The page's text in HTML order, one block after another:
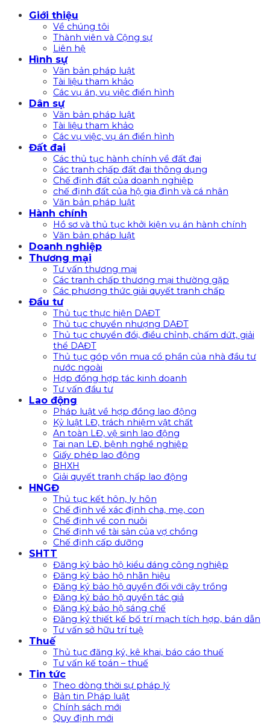
Giới thiệu
Về chúng tôi
Thành viên và Cộng sự
Liên hệ
Hình sự
Văn bản pháp luật
Tài liệu tham khảo
Các vụ án, vụ việc điển hình
Dân sự
Văn bản pháp luật
Tài liệu tham khảo
Các vụ việc, vụ án điển hình
Đất đai
Các thủ tục hành chính về đất đai
Các tranh chấp đất đai thông dụng
Chế định đất của doanh nghiệp
chế định đất của hộ gia đình và cá nhân
Văn bản pháp luật
Hành chính
Hồ sơ và thủ tục khởi kiện vụ án hành chính
Văn bản pháp luật
Doanh nghiệp
Thương mại
Tư vấn thương mại
Các tranh chấp thương mại thường gặp
Các phương thức giải quyết tranh chấp
Đầu tư
Thủ tục thực hiện DAĐT
Thủ tục chuyển nhượng DAĐT
Thủ tục chuyển đổi, điều chỉnh, chấm dứt, giải
thể DAĐT
Thủ tục góp vồn mua cổ phần của nhà đầu tư
nước ngoài
Hợp đồng hợp tác kinh doanh
Tư vấn đầu tư
Lao động
Pháp luật về hợp đồng lao động
Kỷ luật LĐ, trách nhiệm vật chất
An toàn LĐ, vệ sinh lao động
Tai nạn LĐ, bệnh nghề nghiệp
Giấy phép lao động
BHXH
Giải quyết tranh chấp lao động
HNGĐ
Thủ tục kết hôn, ly hôn
Chế định về xác định cha, mẹ, con
Chế định về con nuôi
Chế định về tài sản của vợ chồng
Chế định cấp dưỡng
SHTT
Đăng ký bảo hộ kiểu dáng công nghiệp
Đăng ký bảo hộ nhãn hiệu
Đăng ký bảo hộ quyền đối với cây trồng
Đăng ký bảo hộ quyền tác giả
Đăng ký bảo hộ sáng chế
Đăng ký thiết kế bố trí mạch tích hợp, bán dẫn
Tư vấn sở hữu trí tuệ
Thuế
Thủ tục đăng ký, kê khai, báo cáo thuế
Tư vấn kế toán – thuế
Tin tức
Theo dòng thời sự pháp lý
Bản tin Pháp luật
Chính sách mới
Quy định mới